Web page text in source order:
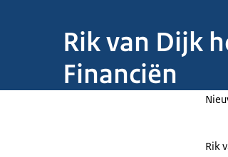
Rik van Dijk
Financiën
Rik